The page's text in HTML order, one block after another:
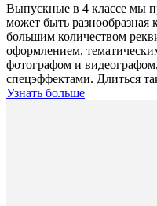
Выпускные в 4 классе мы
может быть разнообразная
большим количеством
оформлением,
фотографом и
спецэффектами. Длиться
Узнать больше